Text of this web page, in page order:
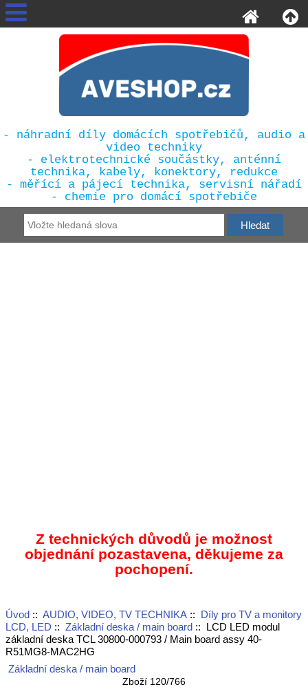
- náhradní díly domácích spotřebičů, audio a
video techniky
- elektrotechnické součástky, anténní
technika, kabely, konektory, redukce
- měřící a pájecí technika, servisní nářadí
- chemie pro domácí spotřebiče
Z technických důvodů je možnost
objednání pozastavena, děkujeme za
pochopení.
Úvod:: AUDIO, VIDEO, TV TECHNIKA:: Díly pro TV a monitory
LCD, LED :: Základní deska / main board:: LCD LED modul
základní deska TCL 30800-000793 / Main board assy 40-
R51MG8-MAC2HG
Základní deska / main board
Zboží 120/766